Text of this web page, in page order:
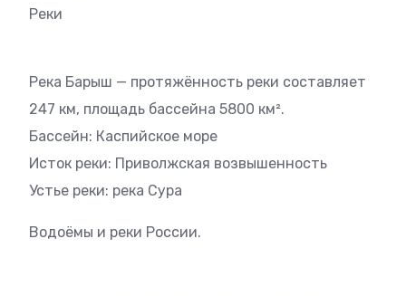
Реки
Река Барыш — протяжённость реки составляет
247 км, площадь бассейна 5800 км².
Бассейн: Каспийское море
Исток реки: Приволжская возвышенность
Устье реки: река Сура
Водоёмы и реки России.